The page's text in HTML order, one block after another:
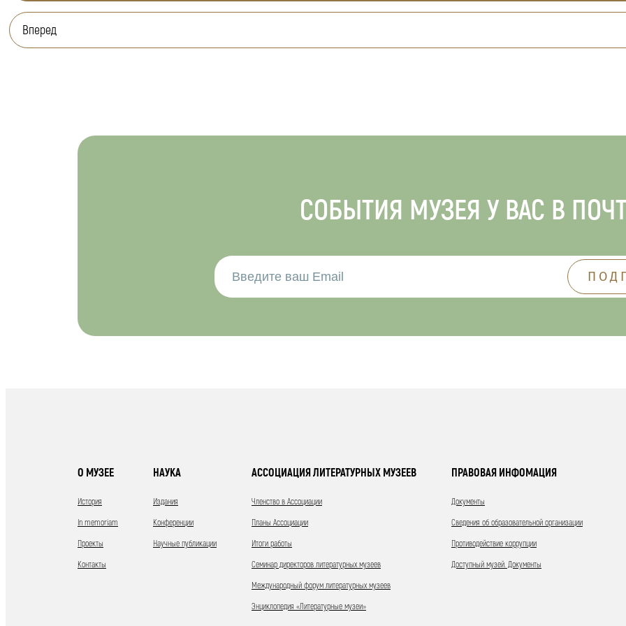
Вперед
СОБЫТИЯ МУЗЕЯ У ВАС В
О МУЗЕЕ
История
In memoriam
Проекты
Контакты
НАУКА
Издания
Конференции
Научные публикации
АССОЦИАЦИЯ ЛИТЕРАТУРНЫХ МУЗЕЕВ
Членство в Ассоциации
Планы Ассоциации
Итоги работы
Семинар директоров литературных музеев
Международный форум литературных музеев
Энциклопедия «Литературные музеи»
ПРАВОВАЯ ИНФОМАЦИЯ
Документы
Сведения об образовательной организации
Противодействие коррупции
Доступный музей. Документы